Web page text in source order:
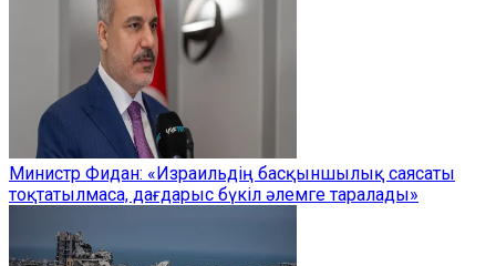
Министр Фидан: «Израильдің басқыншылық саясаты
тоқтатылмаса, дағдарыс бүкіл әлемге таралады»